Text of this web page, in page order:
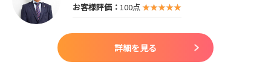
お客様評価： 100点
詳細を見る